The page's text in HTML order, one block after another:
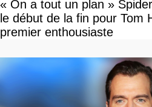
« On a tout un plan »
le début de la fin pour Tom
premier enthousiaste